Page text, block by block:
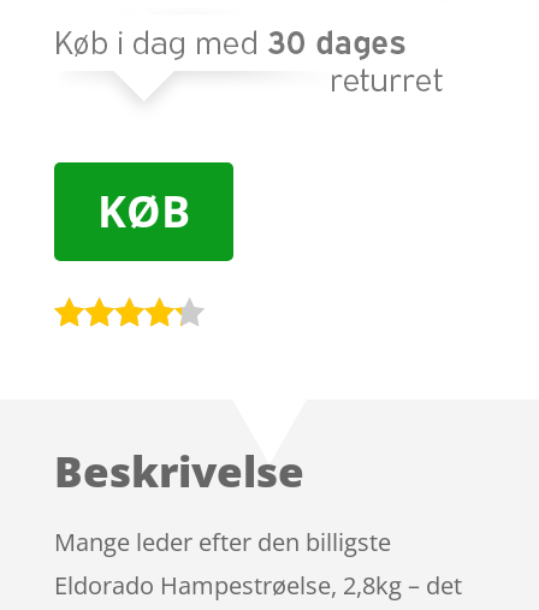
KØB
på
mmelser
Beskrivelse
Mange leder efter den billigste
Eldorado Hampestrøelse, 2,8kg – det